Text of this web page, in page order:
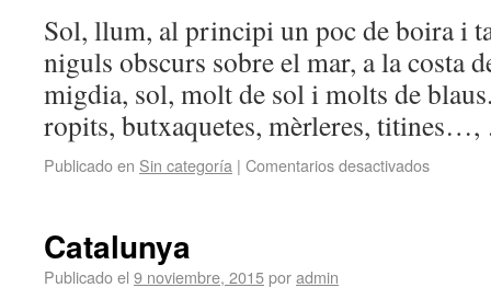
Sol, llum, al principi un poc de boira i
niguls obscurs sobre el mar, a la costa
migdia, sol, molt de sol i molts de
ropits, butxaquetes, mèrleres,
Publicado en Sin categoría | Comentarios desactivados
Catalunya
Publicado el 9 noviembre, 2015poradmin